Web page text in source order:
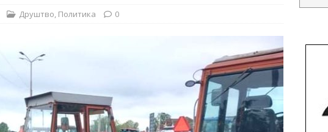
Друштво, Политика 0